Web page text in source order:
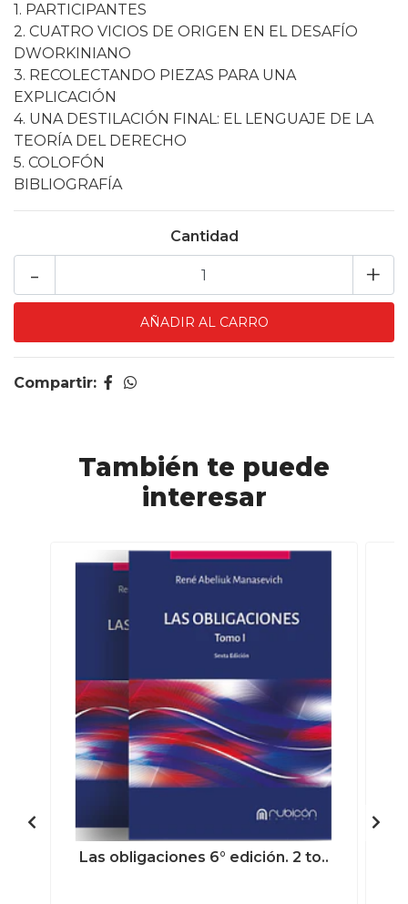
1. PARTICIPANTES
2. CUATRO VICIOS DE ORIGEN EN EL DESAFÍO
DWORKINIANO
3. RECOLECTANDO PIEZAS PARA UNA
EXPLICACIÓN
4. UNA DESTILACIÓN FINAL: EL LENGUAJE DE LA
TEORÍA DEL DERECHO
5. COLOFÓN
BIBLIOGRAFÍA
Cantidad
+
-
Compartir:
También te puede
interesar
Las obligaciones 6° edición. 2 to..